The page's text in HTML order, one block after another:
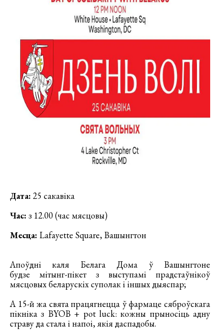
Дата: 25 сакавіка
Час: з 12.00 (час мясцовы)
Месца: Lafayette Square, Вашынгтон
Апоўдні каля Белага Дома ў Вашынгтоне
будзе мітынг-пікет з выступамі прадстаўнікоў
мясцовых беларускіх суполак i іншых дыяспар;
А 15-й жа свята працягнецца ў фармаце сяброўскага
пікніка з BYOB + pot luck: кожны прыносіць адну
страву да стала і напоі, якія даспадобы.